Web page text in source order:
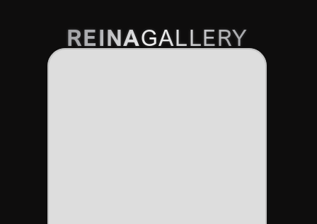
REINAGALLERY